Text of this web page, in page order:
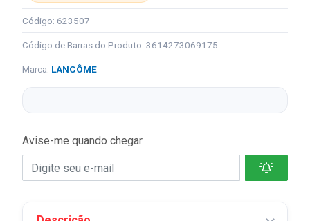
Código: 623507
Código de Barras do Produto: 3614273069175
Marca: LANCÔME
Avise-me quando chegar